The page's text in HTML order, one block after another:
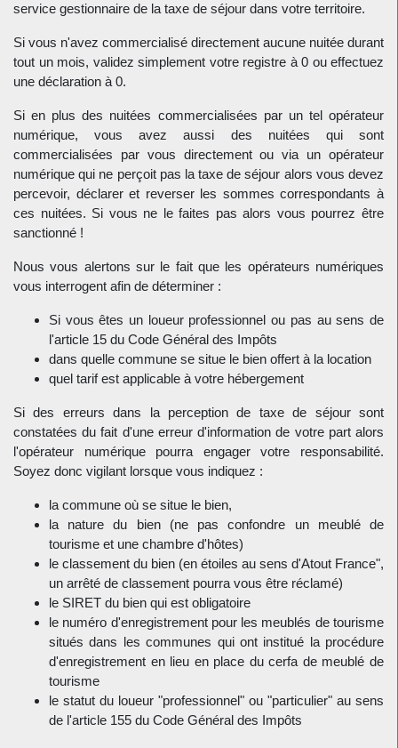
service gestionnaire de la taxe de séjour dans votre territoire.
Si vous n'avez commercialisé directement aucune nuitée durant
tout un mois, validez simplement votre registre à 0 ou effectuez
une déclaration à 0.
Si en plus des nuitées commercialisées par un tel opérateur
numérique, vous avez aussi des nuitées qui sont
commercialisées par vous directement ou via un opérateur
numérique qui ne perçoit pas la taxe de séjour alors vous devez
percevoir, déclarer et reverser les sommes correspondants à
ces nuitées. Si vous ne le faites pas alors vous pourrez être
sanctionné !
Nous vous alertons sur le fait que les opérateurs numériques
vous interrogent afin de déterminer :
Si vous êtes un loueur professionnel ou pas au sens de
l'article 15 du Code Général des Impôts
dans quelle commune se situe le bien offert à la location
quel tarif est applicable à votre hébergement
Si des erreurs dans la perception de taxe de séjour sont
constatées du fait d'une erreur d'information de votre part alors
l'opérateur numérique pourra engager votre responsabilité.
Soyez donc vigilant lorsque vous indiquez :
la commune où se situe le bien,
la nature du bien (ne pas confondre un meublé de
tourisme et une chambre d'hôtes)
le classement du bien (en étoiles au sens d'Atout France",
un arrêté de classement pourra vous être réclamé)
le SIRET du bien qui est obligatoire
le numéro d'enregistrement pour les meublés de tourisme
situés dans les communes qui ont institué la procédure
d'enregistrement en lieu en place du cerfa de meublé de
tourisme
le statut du loueur "professionnel" ou "particulier" au sens
de l'article 155 du Code Général des Impôts